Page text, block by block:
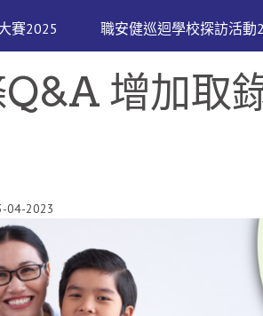
賽2025 職安健巡迴學校探訪活動
增加取
04-2023